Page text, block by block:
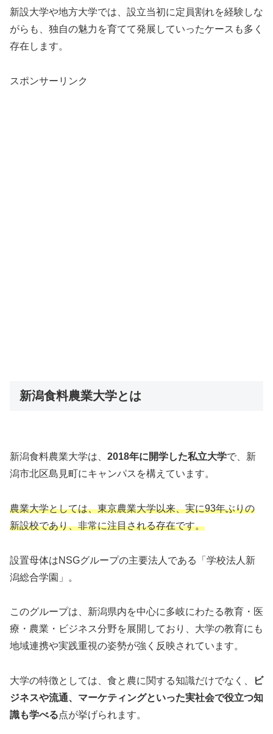
新設大学や地方大学では、設立当初に定員割れを経験しな
がらも、独自の魅力を育てて発展していったケースも多く
存在します。
スポンサーリンク
新潟食料農業大学とは
新潟食料農業大学は、 2018年に開学した私立大学で、新
潟市北区島見町にキャンパスを構えています。
農業大学としては、東京農業大学以来、実に93年ぶりの
新設校であり、非常に注目される存在です。
設置母体はNSGグループの主要法人である「学校法人新
潟総合学園」。
このグループは、新潟県内を中心に多岐にわたる教育・医
療・農業・ビジネス分野を展開しており、大学の教育にも
地域連携や実践重視の姿勢が強く反映されています。
大学の特徴としては、食と農に関する知識だけでなく、
ビ
ジネスや流通、マーケティングといった実社会で役立つ知
識も学べる点が挙げられます。